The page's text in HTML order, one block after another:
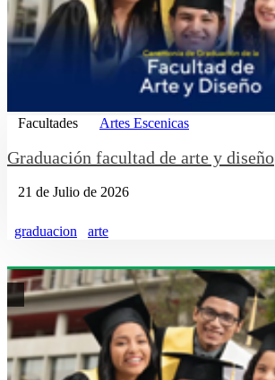
Facultades Artes Escenicas
Graduación facultad de arte y diseño
21 de Julio de 2026
graduacion arte